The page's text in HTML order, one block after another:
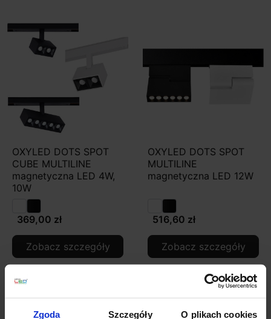
Zgoda Szczegóły O plikach cookies
OXYLED DOTS SPOT
CUBE MULTILINE
magnetyczna LED 4W,
10W
369,00 zł
Zobacz szczegóły
OXYLED DOTS SPOT
MULTILINE
magnetyczna LED 12W
516,60 zł
Zobacz szczegóły